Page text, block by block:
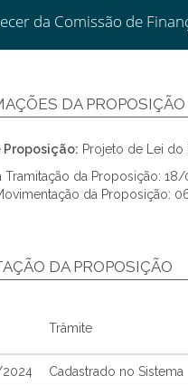
da Comissão de
DA PROPOSIÇÃO
Proposição: Projeto de Lei do
Tramitação da Proposição:
da Proposição:
DA PROPOSIÇÃO
Trâmite
Cadastrado no Sistema